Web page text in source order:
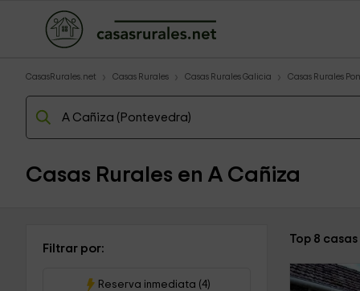
CasasRurales.net Casas Rurales Casas Rurales Galicia Casas Rurales
Casas Rurales en A Cañiza
Filtrar por:
Reserva inmediata (4)
Top 8